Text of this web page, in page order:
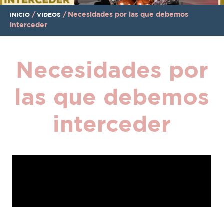
INICIO / VIDEOS / Necesidades por las que debemos
interceder
Necesidades por
las que debemos
interceder